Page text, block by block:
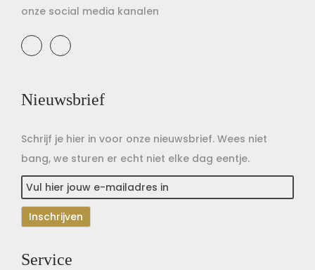
onze social media kanalen
Nieuwsbrief
Schrijf je hier in voor onze nieuwsbrief. Wees niet
bang, we sturen er echt niet elke dag eentje.
Service